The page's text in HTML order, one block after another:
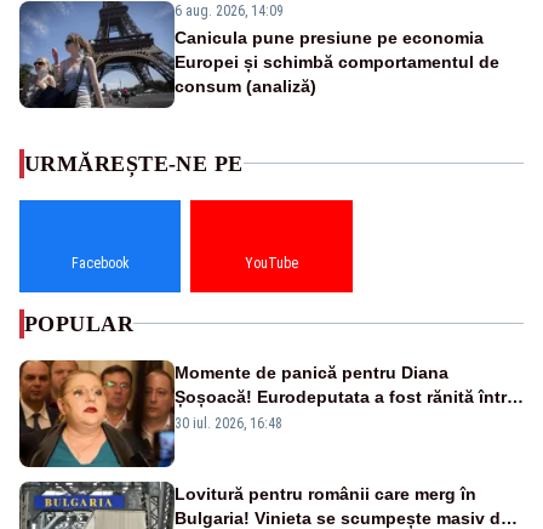
6 aug. 2026, 14:09
Canicula pune presiune pe economia
Europei și schimbă comportamentul de
consum (analiză)
URMĂREȘTE-NE PE
Facebook YouTube
POPULAR
Momente de panică pentru Diana
Șoșoacă! Eurodeputata a fost rănită într-
un accident rutier
30 iul. 2026, 16:48
Lovitură pentru românii care merg în
Bulgaria! Vinieta se scumpește masiv de